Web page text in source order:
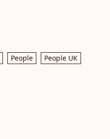
People
People UK